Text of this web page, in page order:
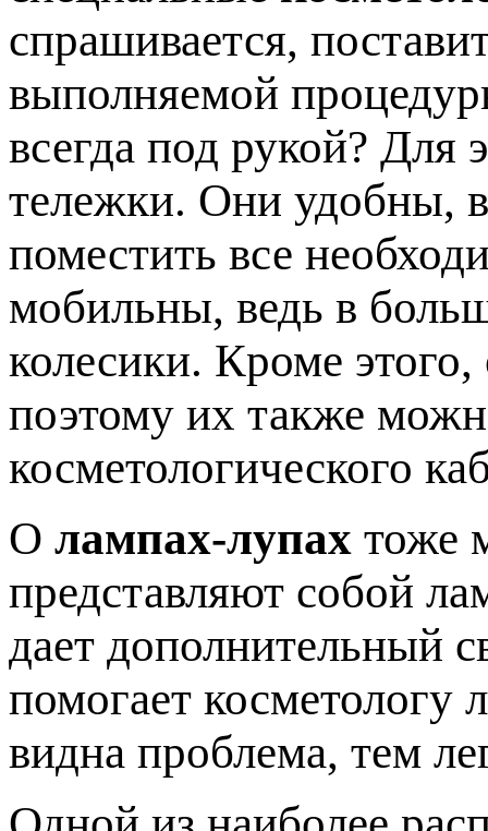
спрашивается,
выполняемой
всегда под рукой? Для
тележки. Они удобны,
поместить все
мобильны, ведь в
колесики. Кроме
поэтому их также
косметологического
О лампах-лупах тоже
представляют собой
дает дополнительный
помогает косметологу
видна проблема, тем